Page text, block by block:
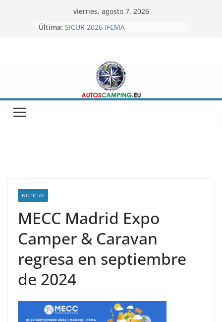
viernes, agosto 7, 2026
Última: SICUR 2026 IFEMA
MINICARAVANAS CARPENTO 360
Feria del Caravaning Xanadu 2026
NOTICIAS
MECC Madrid Expo
Camper & Caravan
regresa en septiembre
de 2024